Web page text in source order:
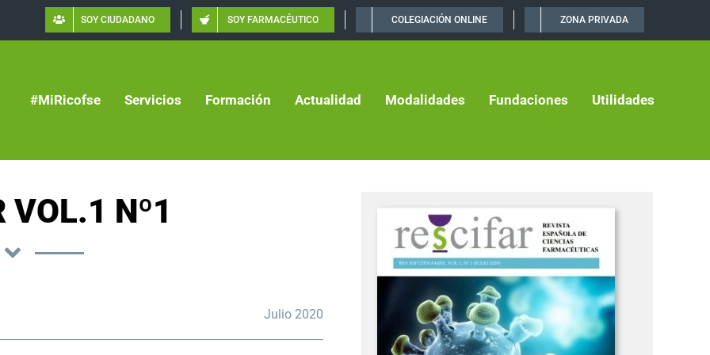
SOY CIUDADANO SOY FARMACÉUTICO COLEGIACIÓN ONLINE ZONA PRIVADA
#MiRicofse Servicios Formación Actualidad Modalidades Fundaciones Utilidades
VOL.1 Nº1
Julio 2020